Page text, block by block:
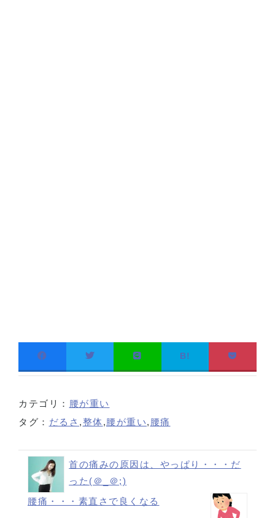
B!
カテゴリ： 腰が重い
タグ： だるさ ,整体,腰が重い, 腰痛
首の痛みの原因は、やっぱり・・・だ
った(＠_＠;)
腰痛・・・素直さで良くなる